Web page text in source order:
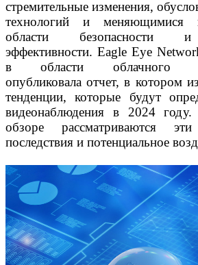
стремительные изменения,
технологий и меняющимися
области безопасности и
эффективности. Eagle Eye
в области облачного
опубликовала отчет, в котором
тенденции, которые будут
видеонаблюдения в 2024
обзоре рассматриваются
последствия и потенциальное